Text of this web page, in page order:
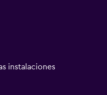
instalaciones